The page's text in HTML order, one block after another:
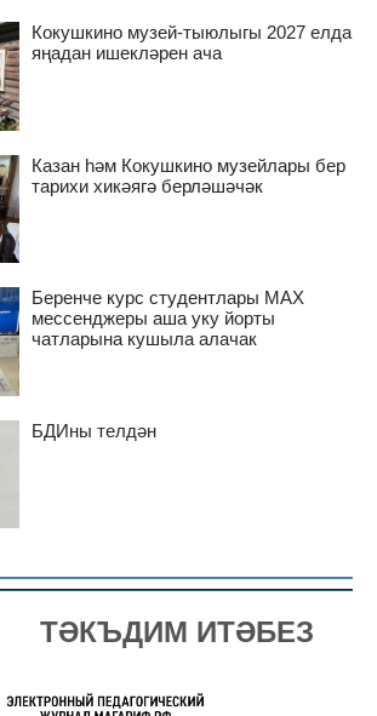
Кокушкино музей-тыюлыгы 2027 елда
яңадан ишекләрен ача
Казан һәм Кокушкино музейлары бер
тарихи хикәягә берләшәчәк
Беренче курс студентлары MAX
мессенджеры аша уку йорты
чатларына кушыла алачак
БДИны телдән
ТӘКЪДИМ ИТӘБЕЗ